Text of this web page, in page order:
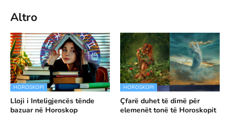
Altro
HOROSKOPI
Lloji i Inteligjencës tënde
bazuar në Horoskop
HOROSKOPI
Çfarë duhet të dimë për
elemenët tonë të Horoskopit